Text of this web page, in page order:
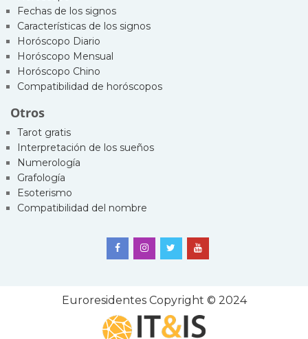
Fechas de los signos
Características de los signos
Horóscopo Diario
Horóscopo Mensual
Horóscopo Chino
Compatibilidad de horóscopos
Otros
Tarot gratis
Interpretación de los sueños
Numerología
Grafología
Esoterismo
Compatibilidad del nombre
EuroresidentesCopyright © 2024